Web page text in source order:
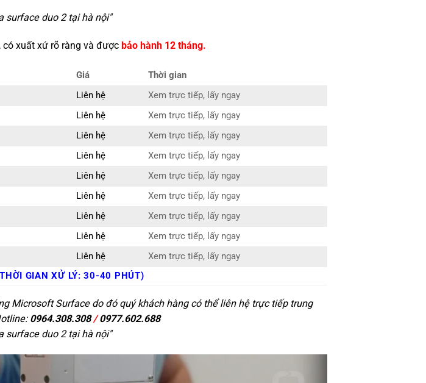
surface duo 2 tại hà nội"
có xuất xứ rõ ràng và được bảo hành 12 tháng.
Giá
Thời gian
Liên hệ
Xem trực tiếp, lấy ngay
Liên hệ
Xem trực tiếp, lấy ngay
Liên hệ
Xem trực tiếp, lấy ngay
Liên hệ
Xem trực tiếp, lấy ngay
Liên hệ
Xem trực tiếp, lấy ngay
Liên hệ
Xem trực tiếp, lấy ngay
Liên hệ
Xem trực tiếp, lấy ngay
Liên hệ
Xem trực tiếp, lấy ngay
Liên hệ
Xem trực tiếp, lấy ngay
GIAN XỬ LÝ: 30-40 PHÚT)
Microsoft Surface do đó quý khách hàng có thể liên hệ trực tiếp trung
0964.308.308/0977.602.688
surface duo 2 tại hà nội"